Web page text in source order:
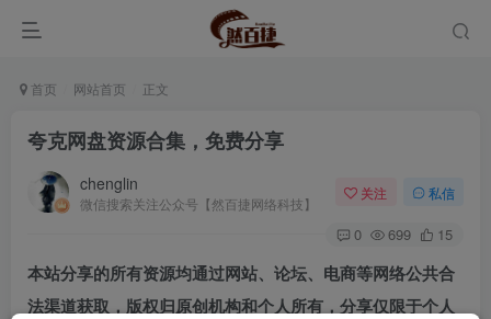
首页 网站首页 正文
夸克网盘资源合集，免费分享
chenglin
微信搜索关注公众号【然百捷网络科技】
关注 私信
0 699 15
本站分享的所有资源均通过网站、论坛、电商等网络公共合
法渠道获取，版权归原创机构和个人所有，分享仅限于个人